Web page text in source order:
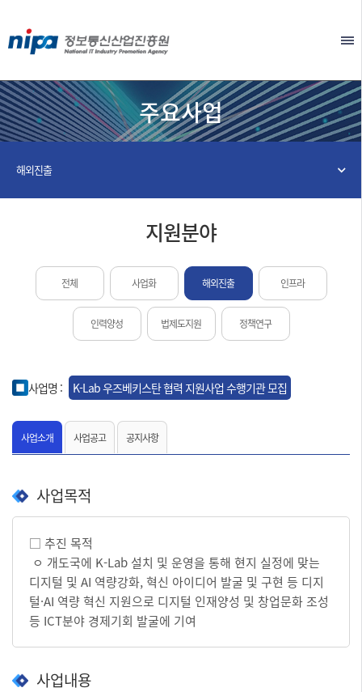
주요사업
해외진출
지원분야
전체 사업화 해외진출 인프라
인력양성 법제도지원 정책연구
사업명 : K-Lab 우즈베키스탄 협력 지원사업 수행기관 모집
사업소개 사업공고 공지사항
사업목적
□ 추진 목적
ㅇ 개도국에 K-Lab 설치 및 운영을 통해 현지 실정에 맞는
디지털 및 AI 역량강화, 혁신 아이디어 발굴 및 구현 등 디지
털·AI 역량 혁신 지원으로 디지털 인재양성 및 창업문화 조성
등 ICT분야 경제기회 발굴에 기여
사업내용